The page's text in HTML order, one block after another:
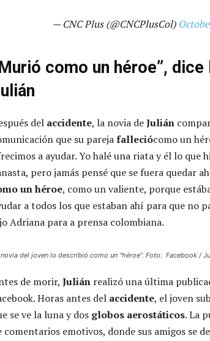
— CNC Plus (@CNCPlusCol)
como un héroe”, dice
del accidente, la novia deJulián
que su parejafalleciócomo un
a ayudar. Yo halé una riata y él lo que
pero jamás pensé que se fuera quedar
un héroe, como un valiente, porque
a todos los que estaban ahí para que no
Adriana para a prensa colombiana.
del joven lo describió como un “héroe”. Foto: Facebook /
de morir, Julián realizó una última
Horas antes del accidente, el joven
se ve la luna y dos globos aerostáticos. La
comentarios emotivos, donde sus amigos se